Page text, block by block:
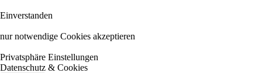
Einverstanden
nur notwendige Cookies akzeptieren
Privatsphäre Einstellungen
Datenschutz & Cookies